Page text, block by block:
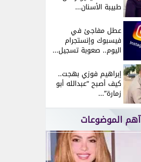
طبيبة الأسنان...
عطل مفاجئ في
فيسبوك وإنستجرام
اليوم.. صعوبة تسجيل...
إبراهيم فوزي بهجت..
كيف أصبح “عبدالله أبو
زمارة”...
آهم الموضوعات